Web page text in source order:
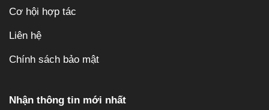
Cơ hội hợp tác
Liên hệ
Chính sách bảo mật
Nhận thông tin mới nhất